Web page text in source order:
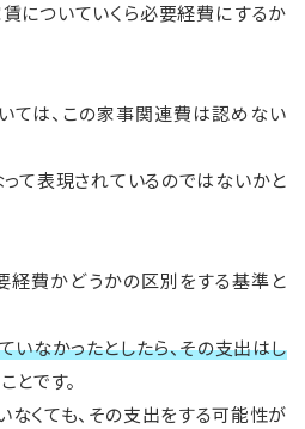
についていくら必要経費にするか
ては、この家事関連費は認めない
って表現されているのではないかと
経費かどうかの区別をする基準と
いなかったとしたら、その支出はし
とです。
なくても、その支出をする可能性が